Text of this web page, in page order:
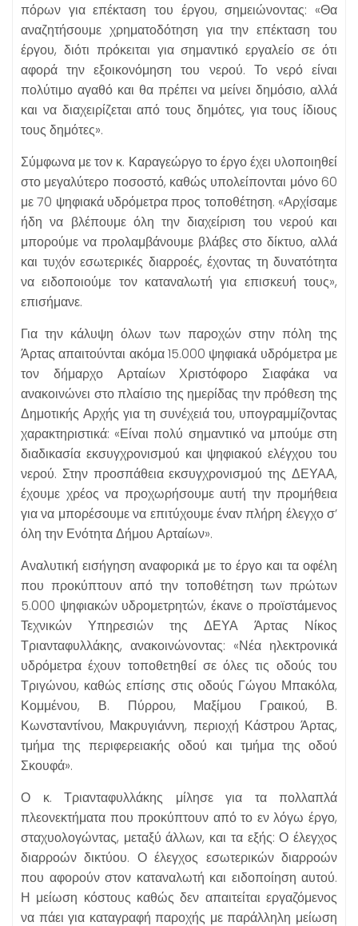
πόρων για επέκταση του έργου, σημειώνοντας: «Θα
αναζητήσουμε χρηματοδότηση για την επέκταση του
έργου, διότι πρόκειται για σημαντικό εργαλείο σε ότι
αφορά την εξοικονόμηση του νερού. Το νερό είναι
πολύτιμο αγαθό και θα πρέπει να μείνει δημόσιο, αλλά
και να διαχειρίζεται από τους δημότες, για τους ίδιους
τους δημότες».
Σύμφωνα με τον κ. Καραγεώργο το έργο έχει υλοποιηθεί
στο μεγαλύτερο ποσοστό, καθώς υπολείπονται μόνο 60
με 70 ψηφιακά υδρόμετρα προς τοποθέτηση. «Αρχίσαμε
ήδη να βλέπουμε όλη την διαχείριση του νερού και
μπορούμε να προλαμβάνουμε βλάβες στο δίκτυο, αλλά
και τυχόν εσωτερικές διαρροές, έχοντας τη δυνατότητα
να ειδοποιούμε τον καταναλωτή για επισκευή τους»,
επισήμανε.
Για την κάλυψη όλων των παροχών στην πόλη της
Άρτας απαιτούνται ακόμα 15.000 ψηφιακά υδρόμετρα με
τον δήμαρχο Αρταίων Χριστόφορο Σιαφάκα να
ανακοινώνει στο πλαίσιο της ημερίδας την πρόθεση της
Δημοτικής Αρχής για τη συνέχειά του, υπογραμμίζοντας
χαρακτηριστικά: «Είναι πολύ σημαντικό να μπούμε στη
διαδικασία εκσυγχρονισμού και ψηφιακού ελέγχου του
νερού. Στην προσπάθεια εκσυγχρονισμού της ΔΕΥΑΑ,
έχουμε χρέος να προχωρήσουμε αυτή την προμήθεια
για να μπορέσουμε να επιτύχουμε έναν πλήρη έλεγχο σ’
όλη την Ενότητα Δήμου Αρταίων».
Αναλυτική εισήγηση αναφορικά με το έργο και τα οφέλη
που προκύπτουν από την τοποθέτηση των πρώτων
5.000 ψηφιακών υδρομετρητών, έκανε ο προϊστάμενος
Τεχνικών Υπηρεσιών της ΔΕΥΑ Άρτας Νίκος
Τριανταφυλλάκης, ανακοινώνοντας: «Νέα ηλεκτρονικά
υδρόμετρα έχουν τοποθετηθεί σε όλες τις οδούς του
Τριγώνου, καθώς επίσης στις οδούς Γώγου Μπακόλα,
Κομμένου, Β. Πύρρου, Μαξίμου Γραικού, Β.
Κωνσταντίνου, Μακρυγιάννη, περιοχή Κάστρου Άρτας,
τμήμα της περιφερειακής οδού και τμήμα της οδού
Σκουφά».
Ο κ. Τριανταφυλλάκης μίλησε για τα πολλαπλά
πλεονεκτήματα που προκύπτουν από το εν λόγω έργο,
σταχυολογώντας, μεταξύ άλλων, και τα εξής: Ο έλεγχος
διαρροών δικτύου. Ο έλεγχος εσωτερικών διαρροών
που αφορούν στον καταναλωτή και ειδοποίηση αυτού.
Η μείωση κόστους καθώς δεν απαιτείται εργαζόμενος
να πάει για καταγραφή παροχής με παράλληλη μείωση